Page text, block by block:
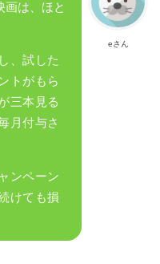
eさん
画は、ほと
、試した
トがもら
三本見る
月付与さ
ンペーン
けても損